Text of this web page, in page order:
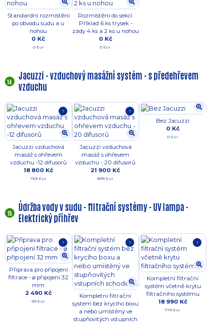
Standardní rozmístění
po obvodu sudu a u
nohou
0 Kč
0 Eur
Rozmístění do sekcí.
Příklad 6 ks trysek -
zády 4 ks a 2 ks u nohou
0 Kč
0 Eur
14
Jacuzzi - vzduchový masážní systém - s předehřevem
vzduchu
Jacuzzi vzduchová
masáž s ohřevem
vzduchu -12 difusorů
?
18 800 Kč
769 Eur
Jacuzzi vzduchová
masáž s ohřevem
vzduchu - 20 difusorů
?
21 900 Kč
899 Eur
Bez Jacuzzi
0 Kč
0 Eur
15
Údržba vody v sudu - filtrační systémy - UV lampa -
Elektrický příhřev
Příprava pro připojení
filtrace - ⌀ připojení 32
mm
?
2 490 Kč
99 Eur
Kompletní filtrační
systém bez krycího boxu
a nebo umístěný ve
stupňovitých vstupních
?
Kompletní filtrační
systém včetně krytu
filtračního systému
?
18 990 Kč
779 Eur